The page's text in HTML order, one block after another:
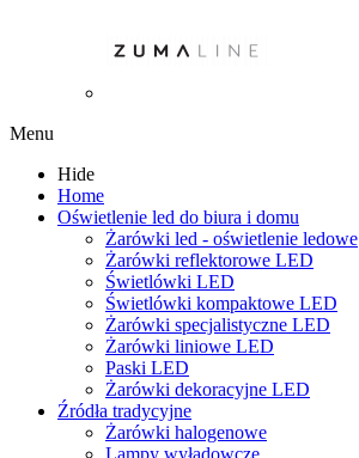
Menu
Hide
Home
Oświetlenie led do biura i domu
Żarówki led - oświetlenie ledowe
Żarówki reflektorowe LED
Świetlówki LED
Świetlówki kompaktowe LED
Żarówki specjalistyczne LED
Żarówki liniowe LED
Paski LED
Żarówki dekoracyjne LED
Źródła tradycyjne
Żarówki halogenowe
Lampy wyładowcze